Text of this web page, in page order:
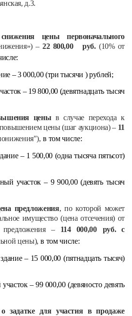
д.3.
цены первоначального
–22 800,00 руб.(10% от
3 000,00 (три тысячи ) рублей;
– 19 800,00 (девятнадцать тысяч
цены в случае перехода к
цены (шаг аукциона) – 11
в том числе:
1 500,00 (одна тысяча пятьсот)
– 9 900,00 (девять тысяч
предложения, по которой может
имущество (цена отсечения) от
предложения – 114 000,00
руб. с
цены), в том числе:
– 15 000,00 (пятнадцать тысяч)
– 99 000,00 (девяносто девять
задатке для участия в продаже